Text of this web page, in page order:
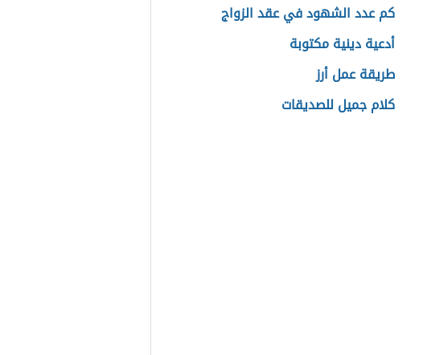
كم عدد الشهود في عقد الزواج
أدعية دينية مكتوبة
طريقة عمل أرز
كلام جميل للصديقات